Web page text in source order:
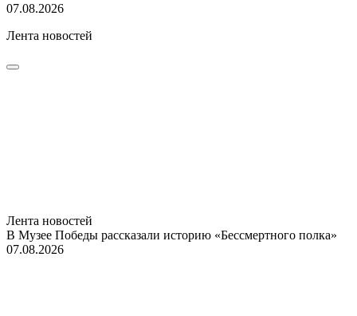
07.08.2026
Лента новостей
Лента новостей
В Музее Победы рассказали историю «Бессмертного полка»
07.08.2026